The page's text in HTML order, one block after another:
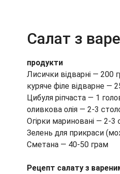
Салат з
продукти
Лисички відварні — 200
куряче філе відварне —
Цибуля ріпчаста — 1
оливкова олія — 2-3
Огірки мариновані — 2-3
Зелень для прикраси
Сметана — 40-50 грам
Рецепт салату з